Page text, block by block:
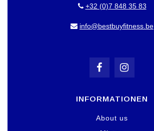
+32 (0)7 848 35 83
info@bestbuyfitness.be
INFORMATIONEN
About us